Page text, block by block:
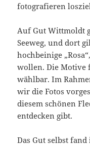
fotografieren
Auf Gut Wittmoldt
Seeweg, und dort
hochbeinige
wollen. Die
wählbar. Im
wir die Fotos
diesem schönen
entdecken gibt.
Das Gut selbst